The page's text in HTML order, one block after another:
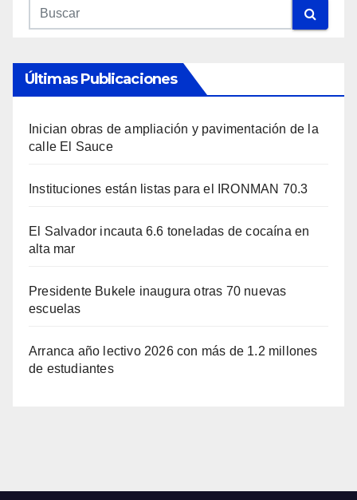
Últimas Publicaciones
Inician obras de ampliación y pavimentación de la
calle El Sauce
Instituciones están listas para el IRONMAN 70.3
El Salvador incauta 6.6 toneladas de cocaína en
alta mar
Presidente Bukele inaugura otras 70 nuevas
escuelas
Arranca año lectivo 2026 con más de 1.2 millones
de estudiantes